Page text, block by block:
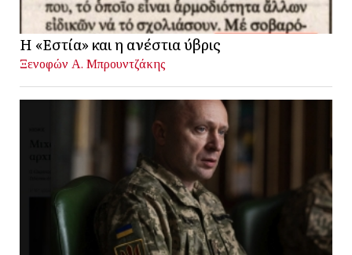
Η «Εστία» και η ανέστια ύβρις
Ξενοφών Α. Μπρουντζάκης